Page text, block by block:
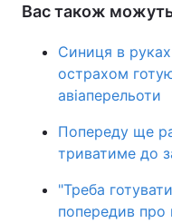
Вас також можуть
Синиця в руках
острахом
авіаперельоти
Попереду ще
триватиме до
"Треба
попередив про